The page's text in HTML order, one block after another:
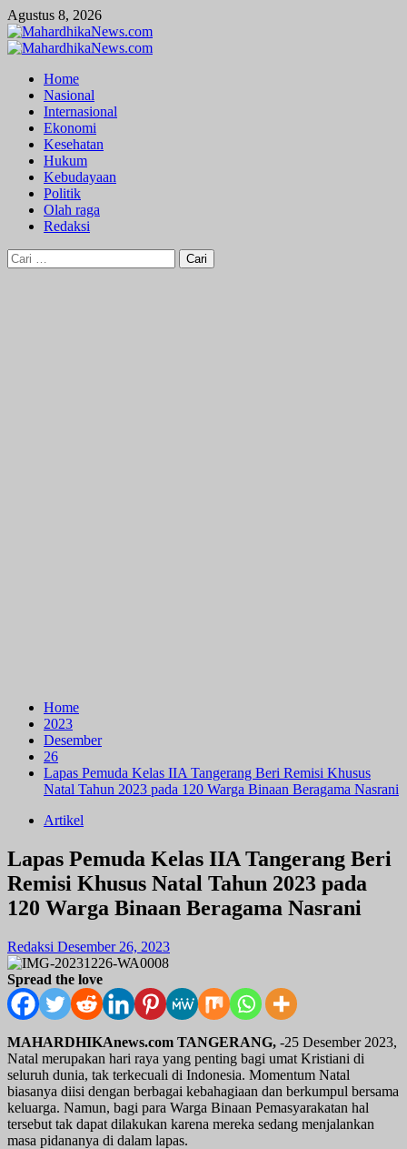
Skip
to
content
Agustus 8, 2026
Primary
Home
Nasional
Internasional
Ekonomi
Kesehatan
Hukum
Kebudayaan
Politik
Olah raga
Redaksi
Cari
untuk:
Home
2023
Desember
26
Lapas Pemuda Kelas IIA Tangerang Beri Remisi Khusus
Natal Tahun 2023 pada 120 Warga Binaan Beragama Nasrani
Artikel
Lapas Pemuda Kelas IIA Tangerang Beri
Remisi Khusus Natal Tahun 2023 pada
120 Warga Binaan Beragama Nasrani
Redaksi Desember 26, 2023
Spread the love
MAHARDHIKAnews.com TANGERANG, -25 Desember 2023,
Natal merupakan hari raya yang penting bagi umat Kristiani di
seluruh dunia, tak terkecuali di Indonesia. Momentum Natal
biasanya diisi dengan berbagai kebahagiaan dan berkumpul bersama
keluarga. Namun, bagi para Warga Binaan Pemasyarakatan hal
tersebut tak dapat dilakukan karena mereka sedang menjalankan
masa pidananya di dalam lapas.